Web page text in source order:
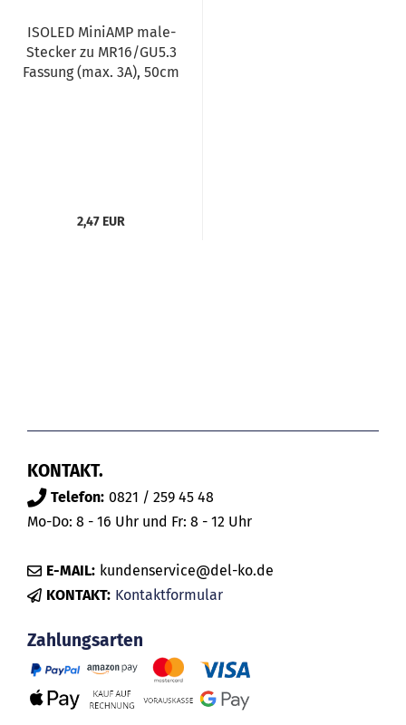
ISOLED MiniAMP male-
Stecker zu MR16/GU5.3
Fassung (max. 3A), 50cm
2,47 EUR
KONTAKT.
Telefon: 0821 / 259 45 48
Mo-Do: 8 - 16 Uhr und Fr: 8 - 12 Uhr
E-MAIL: kundenservice@del-ko.de
KONTAKT: Kontaktformular
Zahlungsarten